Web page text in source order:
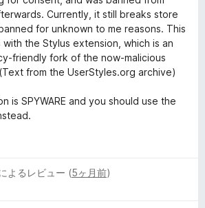
Currently, it still breaks store
for unknown to me reasons. This
the Stylus extension, which is an
friendly fork of the now-malicious
from the UserStyles.org archive)
is SPYWARE and you should use the
よるレビュー (5ヶ月前)